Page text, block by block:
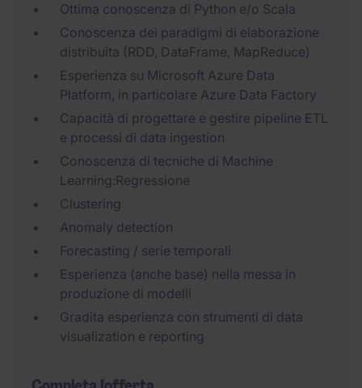
Ottima conoscenza di Python e/o Scala
Conoscenza dei paradigmi di elaborazione
distribuita (RDD, DataFrame, MapReduce)
Esperienza su Microsoft Azure Data
Platform, in particolare Azure Data Factory
Capacità di progettare e gestire pipeline ETL
e processi di data ingestion
Conoscenza di tecniche di Machine
Learning:Regressione
Clustering
Anomaly detection
Forecasting / serie temporali
Esperienza (anche base) nella messa in
produzione di modelli
Gradita esperienza con strumenti di data
visualization e reporting